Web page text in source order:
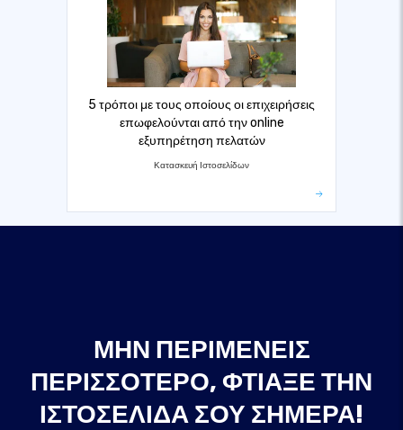
5 τρόποι με τους οποίους οι επιχειρήσεις
επωφελούνται από την online
εξυπηρέτηση πελατών
Κατασκευή Ιστοσελίδων
ΜΗΝ ΠΕΡΙΜΈΝΕΙΣ
ΠΕΡΙΣΣΌΤΕΡΟ, ΦΤΙΆΞΕ ΤΗΝ
ΙΣΤΟΣΕΛΊΔΑ ΣΟΥ ΣΉΜΕΡΑ!